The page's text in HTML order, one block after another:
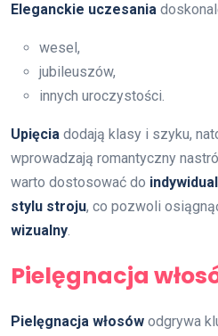
Eleganckie uczesania
wesel,
jubileuszów,
innych uroczystości.
Upięcia dodają klasy i szyku,
wprowadzają romantyczny
warto dostosować do
stylu stroju, co pozwoli
wizualny.
Pielęgnacja
Pielęgnacja włosów odgrywa